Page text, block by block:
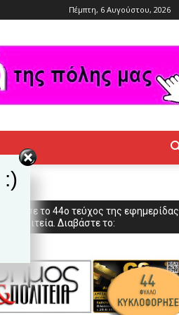
Πέμπτη, 6 Αυγούστου, 2026
το 44ο τεύχος της εφημερίδας
& Πολιτεία. Διαβάστε το: